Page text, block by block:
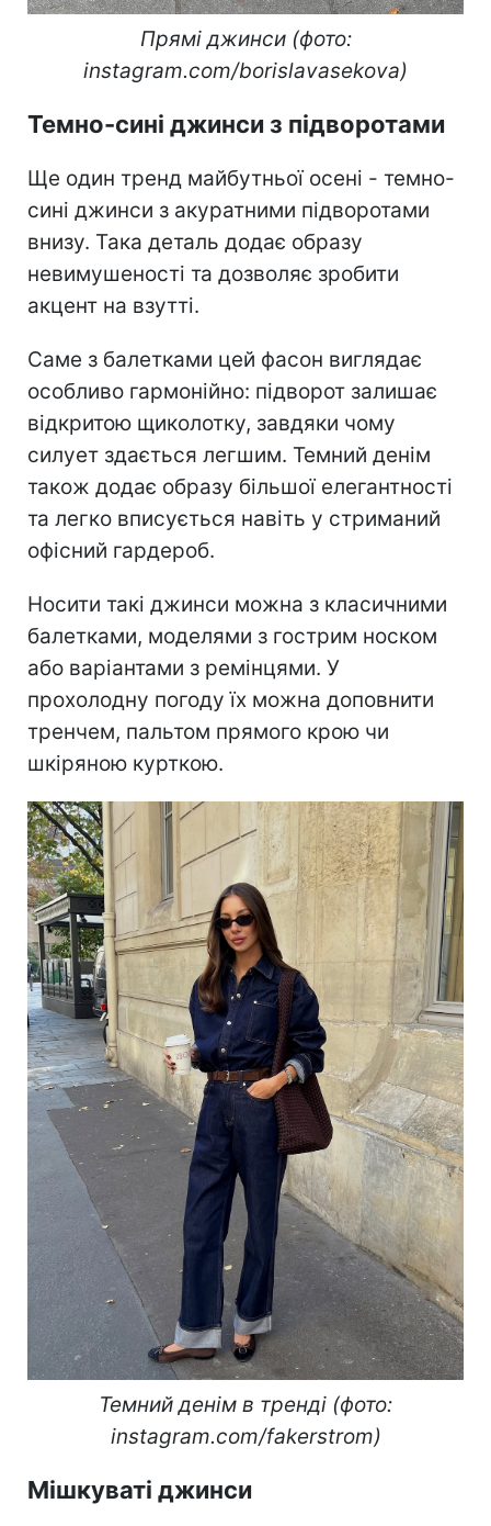
Прямі джинси (фото:
instagram.com/borislavasekova)
Темно-сині джинси з підворотами
Ще один тренд майбутньої осені - темно-
сині джинси з акуратними підворотами
внизу. Така деталь додає образу
невимушеності та дозволяє зробити
акцент на взутті.
Саме з балетками цей фасон виглядає
особливо гармонійно: підворот залишає
відкритою щиколотку, завдяки чому
силует здається легшим. Темний денім
також додає образу більшої елегантності
та легко вписується навіть у стриманий
офісний гардероб.
Носити такі джинси можна з класичними
балетками, моделями з гострим носком
або варіантами з ремінцями. У
прохолодну погоду їх можна доповнити
тренчем, пальтом прямого крою чи
шкіряною курткою.
Темний денім в тренді (фото:
instagram.com/fakerstrom)
Мішкуваті джинси